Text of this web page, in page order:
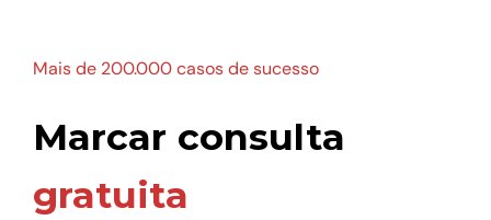
Mais de 200.000 casos de sucesso
Marcar consulta
gratuita